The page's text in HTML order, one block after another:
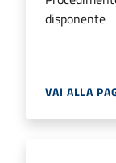
disponente
VAI ALLA